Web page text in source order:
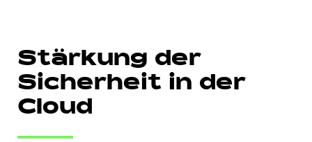
Stärkung der
Sicherheit in der
Cloud